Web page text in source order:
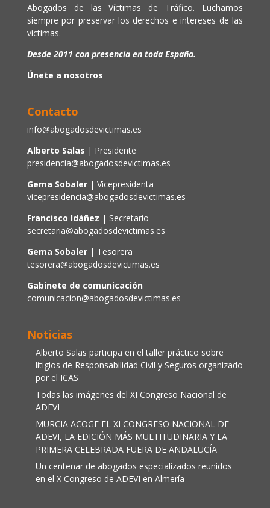
Abogados de las Víctimas de Tráfico. Luchamos
siempre por preservar los derechos e intereses de las
víctimas.
Desde 2011 con presencia en toda España.
Únete a nosotros
Contacto
info@abogadosdevictimas.es
Alberto Salas | Presidente
presidencia@abogadosdevictimas.es
Gema Sobaler | Vicepresidenta
vicepresidencia@abogadosdevictimas.es
Francisco Idáñez | Secretario
secretaria@abogadosdevictimas.es
Gema Sobaler| Tesorera
tesorera@abogadosdevictimas.es
Gabinete de comunicación
comunicacion@abogadosdevictimas.es
Noticias
Alberto Salas participa en el taller práctico sobre
litigios de Responsabilidad Civil y Seguros organizado
por el ICAS
Todas las imágenes del XI Congreso Nacional de
ADEVI
MURCIA ACOGE EL XI CONGRESO NACIONAL DE
ADEVI, LA EDICIÓN MÁS MULTITUDINARIA Y LA
PRIMERA CELEBRADA FUERA DE ANDALUCÍA
Un centenar de abogados especializados reunidos
en el X Congreso de ADEVI en Almería